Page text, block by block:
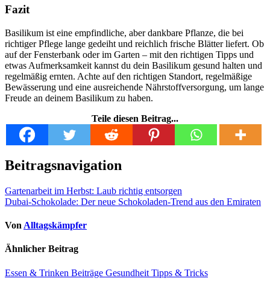
Fazit
Basilikum ist eine empfindliche, aber dankbare Pflanze, die bei
richtiger Pflege lange gedeiht und reichlich frische Blätter liefert. Ob
auf der Fensterbank oder im Garten – mit den richtigen Tipps und
etwas Aufmerksamkeit kannst du dein Basilikum gesund halten und
regelmäßig ernten. Achte auf den richtigen Standort, regelmäßige
Bewässerung und eine ausreichende Nährstoffversorgung, um lange
Freude an deinem Basilikum zu haben.
Teile diesen Beitrag...
Beitragsnavigation
Gartenarbeit im Herbst: Laub richtig entsorgen
Dubai-Schokolade: Der neue Schokoladen-Trend aus den Emiraten
Von Alltagskämpfer
Ähnlicher Beitrag
Essen & Trinken Beiträge Gesundheit Tipps & Tricks